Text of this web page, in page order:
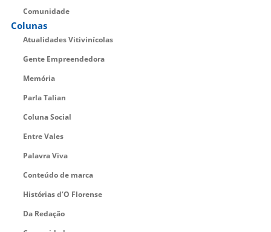
Comunidade
Colunas
Atualidades Vitivinícolas
Gente Empreendedora
Memória
Parla Talian
Coluna Social
Entre Vales
Palavra Viva
Conteúdo de marca
Histórias d’O Florense
Da Redação